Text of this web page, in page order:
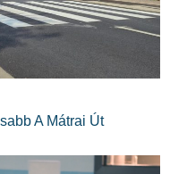
A Mátrai Út